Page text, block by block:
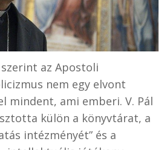
az Apostoli
nem egy elvont
mindent, ami emberi. V. Pál
külön a könyvtárat, a
intézményét” és a